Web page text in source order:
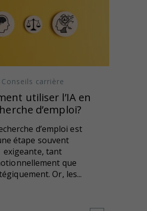
Conseils carrière
utiliser l’IA en
d’emploi?
d’emploi est
étape souvent
exigeante, tant
que
Or, les...